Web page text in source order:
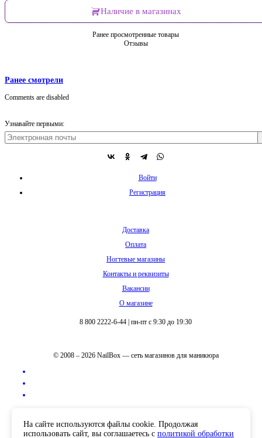
Наличие в магазинах
Ранее просмотренные товары
Отзывы
Ранее смотрели
Comments are disabled
Узнавайте первыми:
Войти
Регистрация
Доставка
Оплата
Ногтевые магазины
Контакты и реквизиты
Вакансии
О магазине
8 800 2222-6-44 пн-пт с 9:30 до 19:30
© 2008 – 2026 NailBox — сеть магазинов для маникюра
На сайте используются файлы cookie. Продолжая
использовать сайт, вы соглашаетесь с политикой обработки